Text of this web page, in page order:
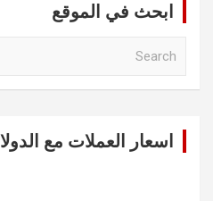
ابحث في الموقع
اسعار العملات مع